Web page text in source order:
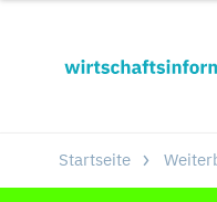
Startseite